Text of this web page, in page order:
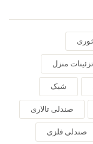
تزئینات منزل
شیک
صندلی تالاری
صندلی فلزی